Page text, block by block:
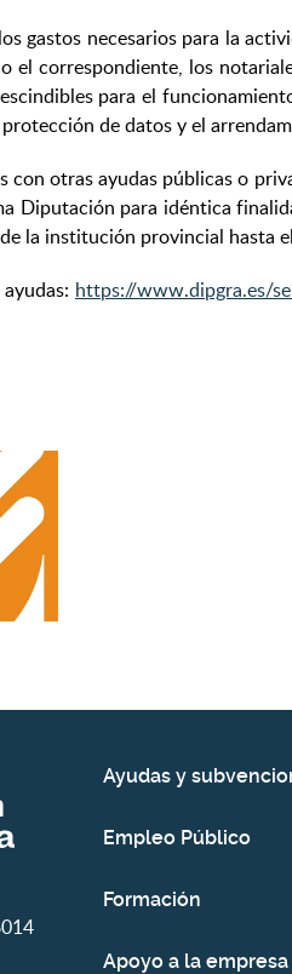
gastos necesarios para la
el correspondiente, los
para el
de datos y el
con otras ayudas públicas o
Diputación para idéntica
la institución provincial hasta
https://www.dipgra.es/
Ayudas y
Empleo Público
Formación
Apoyo a la empresa